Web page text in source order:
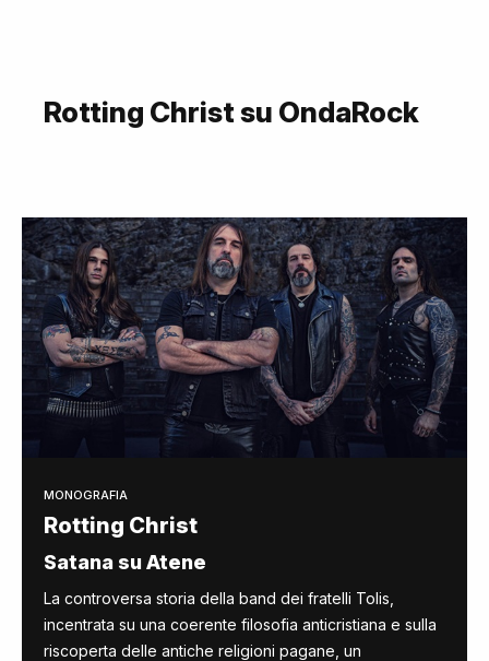
Rotting Christ su OndaRock
MONOGRAFIA
Rotting Christ
Satana su Atene
La controversa storia della band dei fratelli Tolis,
incentrata su una coerente filosofia anticristiana e sulla
riscoperta delle antiche religioni pagane, un